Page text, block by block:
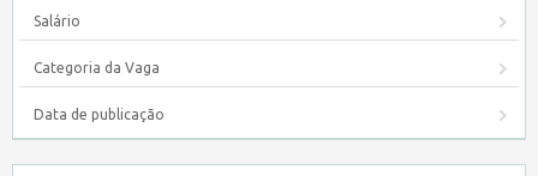
Salário
Categoria da Vaga
Data de publicação